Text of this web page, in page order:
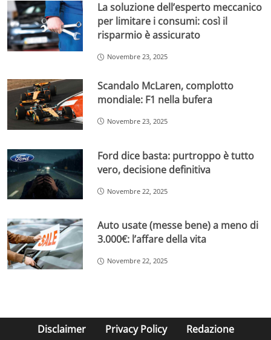
La soluzione dell’esperto meccanico
per limitare i consumi: così il
risparmio è assicurato
Novembre 23, 2025
Scandalo McLaren, complotto
mondiale: F1 nella bufera
Novembre 23, 2025
Ford dice basta: purtroppo è tutto
vero, decisione definitiva
Novembre 22, 2025
Auto usate (messe bene) a meno di
3.000€: l’affare della vita
Novembre 22, 2025
Disclaimer Privacy Policy Redazione